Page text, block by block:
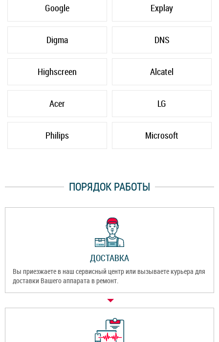
Google Explay
Digma DNS
Highscreen Alcatel
Acer LG
Philips Microsoft
ПОРЯДОК РАБОТЫ
ДОСТАВКА
Вы приезжаете в наш сервисный центр или вызываете курьера для
доставки Вашего аппарата в ремонт.